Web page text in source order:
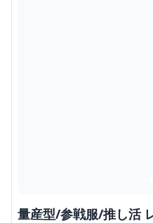
量産型/参戦服/推し活